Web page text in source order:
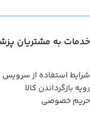
خدمات به مشتریان
شرایط استفاده از سرویس
رویه بازگرداندن کالا
حریم خصوصی